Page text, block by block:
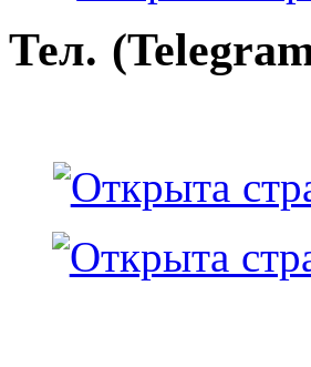
Тел.